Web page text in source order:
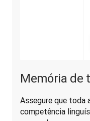
Memória de
Assegure que toda
competência